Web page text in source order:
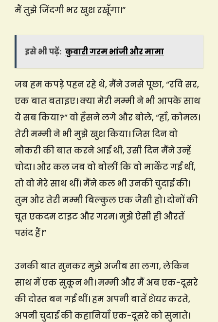
मैं तुझे जिंदगी भर खुश रखूँगा।”
इसे भी पढ़ें: कुवारी गरम भांजी और मामा
जब हम कपड़े पहन रहे थे, मैंने उनसे पूछा, “रवि सर,
एक बात बताइए। क्या मेरी मम्मी ने भी आपके साथ
ये सब किया?” वो हँसने लगे और बोले, “हाँ, कोमल।
तेरी मम्मी ने भी मुझे खुश किया। जिस दिन वो
नौकरी की बात करने आई थी, उसी दिन मैंने उन्हें
चोदा। और कल जब वो बोलीं कि वो मार्केट गई थीं,
तो वो मेरे साथ थीं। मैंने कल भी उनकी चुदाई की।
तुम और तेरी मम्मी बिल्कुल एक जैसी हो। दोनों की
चूत एकदम टाइट और गरम। मुझे ऐसी ही औरतें
पसंद हैं।”
उनकी बात सुनकर मुझे अजीब सा लगा, लेकिन
साथ में एक सुकून भी। मम्मी और मैं अब एक-दूसरे
की दोस्त बन गई थीं। हम अपनी बातें शेयर करते,
अपनी चुदाई की कहानियाँ एक-दूसरे को सुनाते।